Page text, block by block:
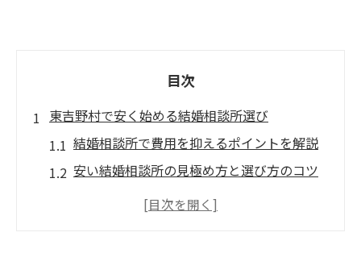
目次
東吉野村で安く始める結婚相談所選び
結婚相談所で費用を抑えるポイントを解説
安い結婚相談所の見極め方と選び方のコツ
結婚相談所の料金体系を比較して納得の選